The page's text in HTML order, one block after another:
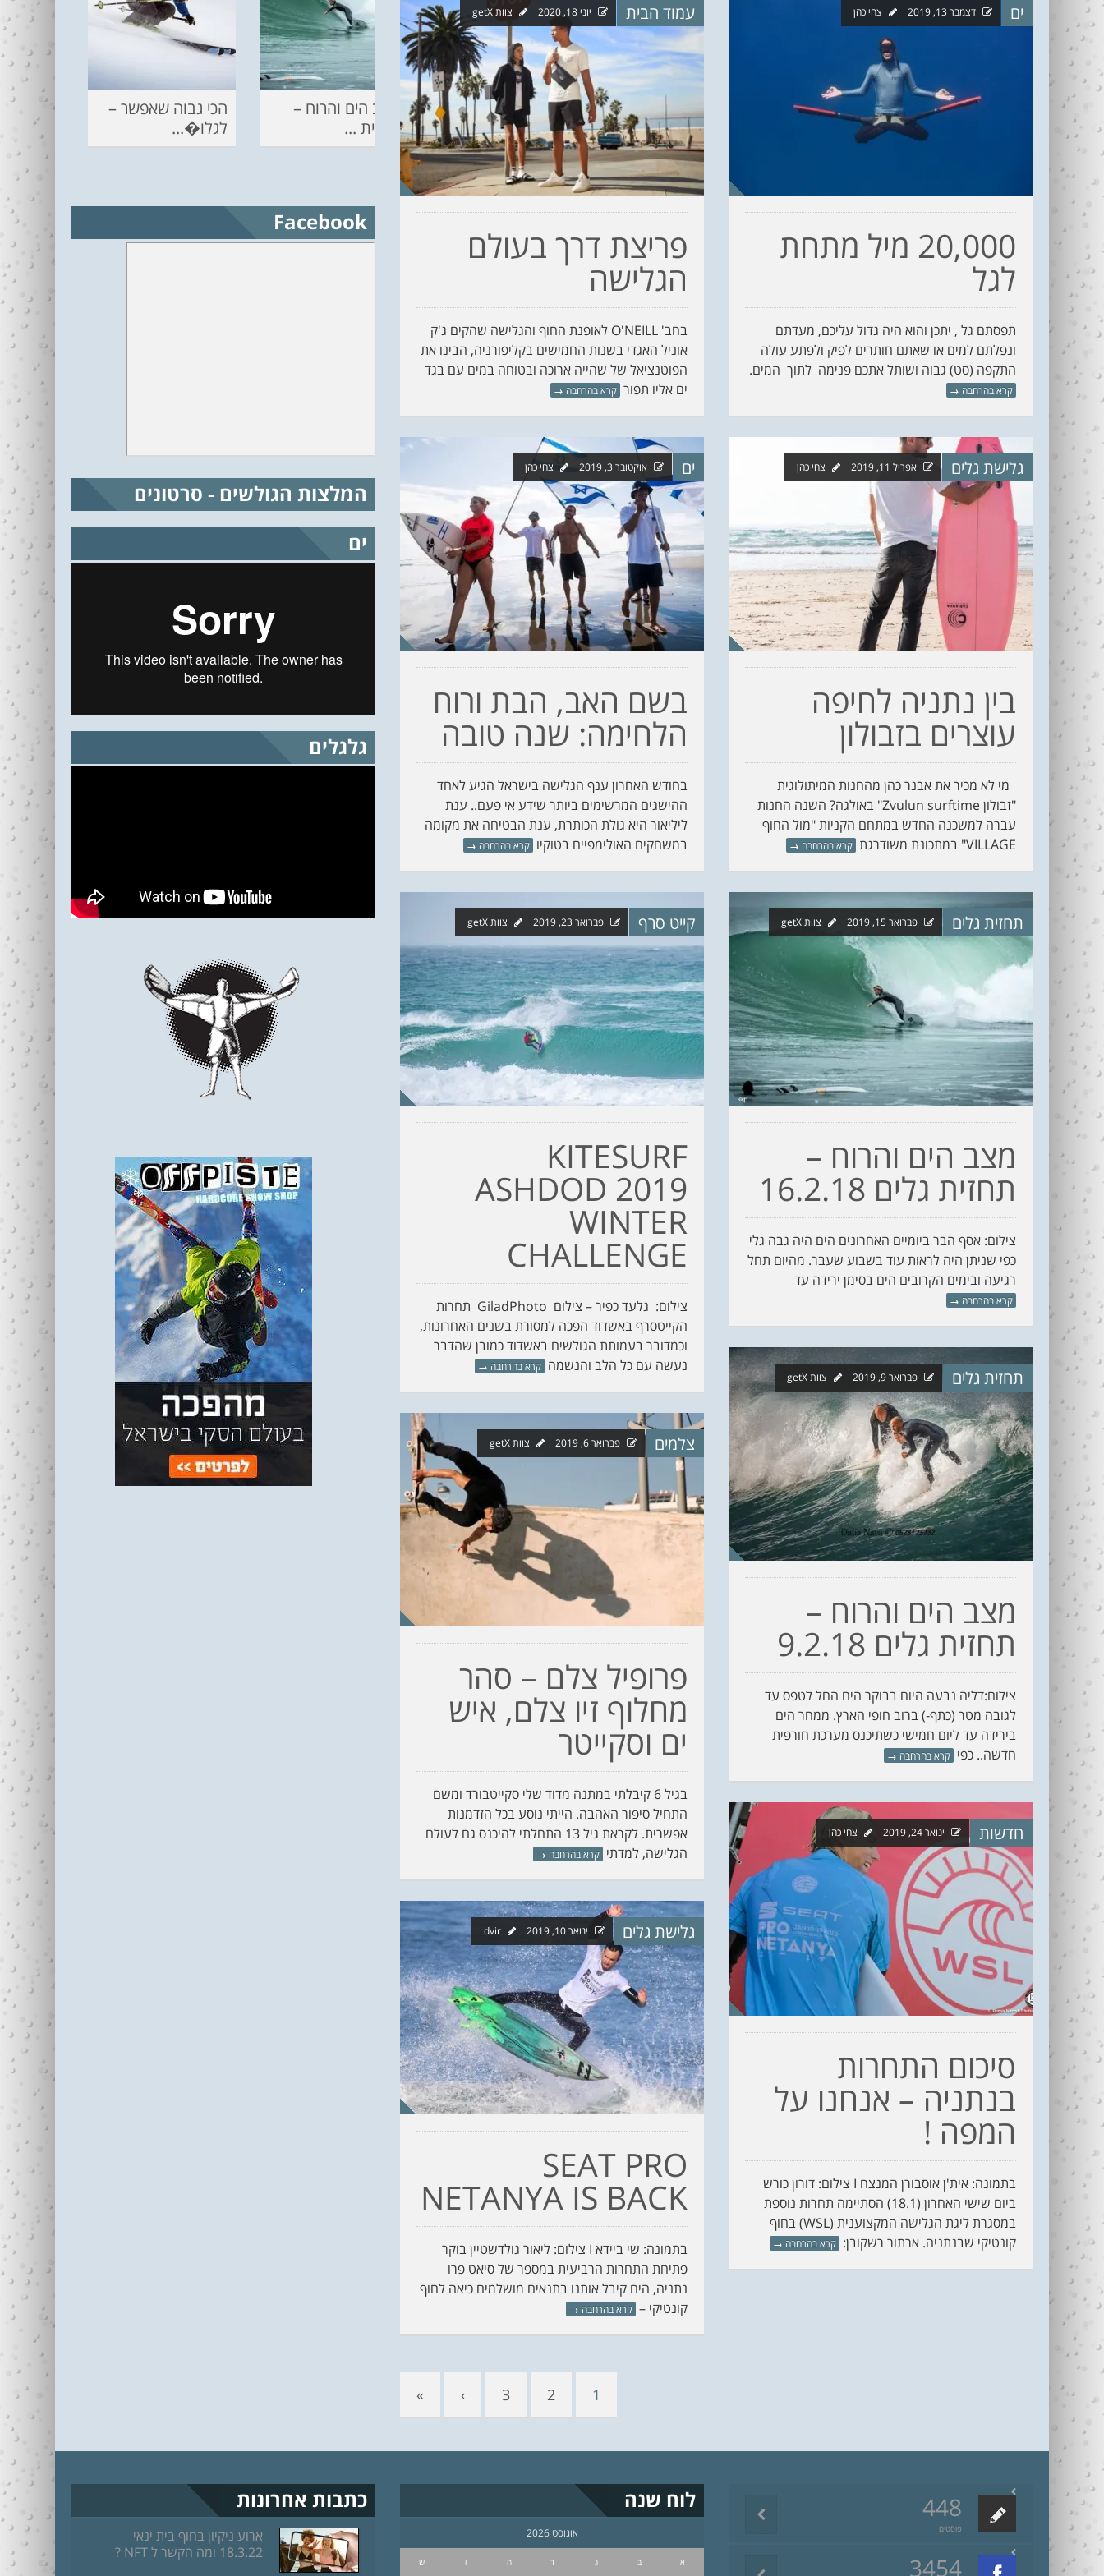
עמוד הבית יוני 18, 2020 צוות getX
פריצת דרך בעולם
הגלישה
בחב' O'NEILL לאופנת החוף והגלישה שהקים ג'ק
אוניל האגדי בשנות החמישים בקליפורניה, הבינו את
הפוטנציאל של שהייה ארוכה ובטוחה במים עם בגד
ים אליו תפור קרא בהרחבה →
ים דצמבר 13, 2019 צחי כהן
20,000 מיל מתחת
לגל
תפסתם גל , יתכן והוא היה גדול עליכם, מעדתם
ונפלתם למים או שאתם חותרים לפיק ולפתע עולה
התקפה (סט) גבוה ושותל אתכם פנימה לתוך המים.
קרא בהרחבה →
ים אוקטובר 3, 2019 צחי כהן
בשם האב, הבת ורוח
הלחימה: שנה טובה
בחודש האחרון ענף הגלישה בישראל הגיע לאחד
ההישגים המרשימים ביותר שידע אי פעם.. ענת
ליליאור היא גולת הכותרת, ענת הבטיחה את מקומה
במשחקים האולימפיים בטוקיו קרא בהרחבה →
גלישת גלים אפריל 11, 2019 צחי כהן
בין נתניה לחיפה
עוצרים בזבולון
מי לא מכיר את אבנר כהן מהחנות המיתולוגית
"זבולון Zvulun surftime" באולגה? השנה החנות
עברה למשכנה החדש במתחם הקניות "מול החוף
VILLAGE" במתכונת משודרגת
קרא בהרחבה →
קייט סרף פברואר 23, 2019 צוות getX
KITESURF
ASHDOD 2019
WINTER
CHALLENGE
צילום: ‏ גלעד כפיר – צילום‏ GiladPhoto תחרות
הקייטסרף באשדוד הפכה למסורת בשנים האחרונות,
וכמדובר בעמותת הגולשים באשדוד כמובן שהדבר
נעשה עם כל הלב והנשמה קרא בהרחבה →
תחזית גלים פברואר 15, 2019 צוות getX
מצב הים והרוח –
תחזית גלים 16.2.18
צילום: אסף הבר ביומיים האחרונים הים היה גבה גלי
כפי שניתן היה לראות עוד בשבוע שעבר. מהיום תחל
רגיעה ובימים הקרובים הים בסימן ירידה עד
קרא בהרחבה →
תחזית גלים פברואר 9, 2019 צוות getX
מצב הים והרוח –
תחזית גלים 9.2.18
צילום:דליה נבעה היום בבוקר הים החל לטפס עד
לגובה מטר (כתף-) ברוב חופי הארץ. ממחר הים
בירידה עד ליום חמישי כשתיכנס מערכת חורפית
חדשה.. כפי קרא בהרחבה →
צלמים פברואר 6, 2019 צוות getX
פרופיל צלם – סהר
מחלוף זיו צלם, איש
ים וסקייטר
בגיל 6 קיבלתי במתנה מדוד שלי סקייטבורד ומשם
התחיל סיפור האהבה. הייתי נוסע בכל הזדמנות
אפשרית. לקראת גיל 13 התחלתי להיכנס גם לעולם
הגלישה, למדתי קרא בהרחבה →
חדשות ינואר 24, 2019 צחי כהן
סיכום התחרות
בנתניה – אנחנו על
המפה !
בתמונה: אית'ן אוסבורן המנצח I צילום: דורון כורש
ביום שישי האחרון (18.1) הסתיימה תחרות נוספת
במסגרת ליגת הגלישה המקצוענית (WSL) בחוף
קונטיקי שבנתניה. ארתור רשקובן: קרא בהרחבה →
גלישת גלים ינואר 10, 2019 dvir
SEAT PRO
NETANYA IS BACK
בתמונה: שי ביידא I צילום: ליאור גולדשטיין בוקר
פתיחת התחרות הרביעית במספר של סיאט פרו
נתניה, הים קיבל אותנו בתנאים מושלמים כיאה לחוף
קונטיקי – קרא בהרחבה →
1
2
3
›
»
עדי כהן ז"ל (1987-
2006)
בין נתניה לחיפה
עוצרי�...
ההכנות – EILAT
ECO SUP TOUR
KITESURF
ASHDOD 2019
WINTER
CHALLENGE
מצב הים והרוח –
תחזית ...
הכי גבוה שאפשר –
לגלו�...
Facebook
המלצות הגולשים - סרטונים
ים
גלגלים
448
פוסטים
3454
לוח שנה
אוגוסט 2026
א ב ג ד ה ו ש
כתבות אחרונות
ארוע ניקיון בחוף בית ינאי
18.3.22 ומה הקשר ל NFT ?